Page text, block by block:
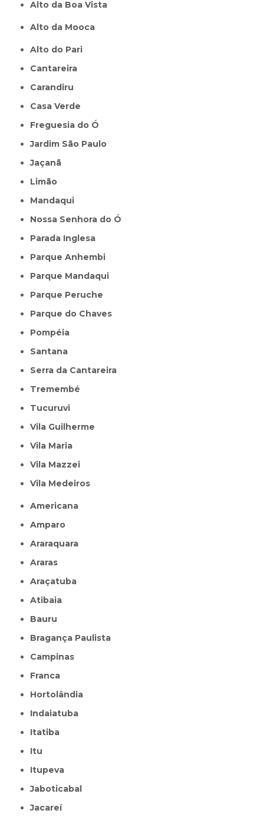
Alto da Boa Vista
Alto da Mooca
Alto do Pari
Cantareira
Carandiru
Casa Verde
Freguesia do Ó
Jardim São Paulo
Jaçanã
Limão
Mandaqui
Nossa Senhora do Ó
Parada Inglesa
Parque Anhembi
Parque Mandaqui
Parque Peruche
Parque do Chaves
Pompéia
Santana
Serra da Cantareira
Tremembé
Tucuruvi
Vila Guilherme
Vila Maria
Vila Mazzei
Vila Medeiros
Americana
Amparo
Araraquara
Araras
Araçatuba
Atibaia
Bauru
Bragança Paulista
Campinas
Franca
Hortolândia
Indaiatuba
Itatiba
Itu
Itupeva
Jaboticabal
Jacareí